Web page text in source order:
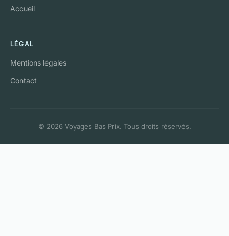
Accueil
LÉGAL
Mentions légales
Contact
© 2026 Voyages Bas Prix. Tous droits réservés.